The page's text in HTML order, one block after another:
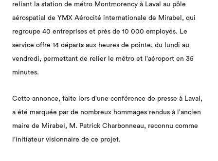
reliant la station de métro Montmorency à Laval au pôle
aérospatial de YMX Aérocité internationale de Mirabel, qui
regroupe 40 entreprises et près de 10 000 employés. Le
service offre 14 départs aux heures de pointe, du lundi au
vendredi, permettant de relier le métro et l'aéroport en 35
minutes.
Cette annonce, faite lors d'une conférence de presse à Laval,
a été marquée par de nombreux hommages rendus à l'ancien
maire de Mirabel, M. Patrick Charbonneau, reconnu comme
l'initiateur visionnaire de ce projet.